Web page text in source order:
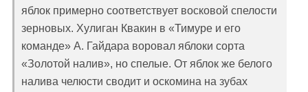
яблок примерно соответствует восковой спелости
зерновых. Хулиган Квакин в «Тимуре и его
команде» А. Гайдара воровал яблоки сорта
«Золотой налив», но спелые. От яблок же белого
налива челюсти сводит и оскомина на зубах